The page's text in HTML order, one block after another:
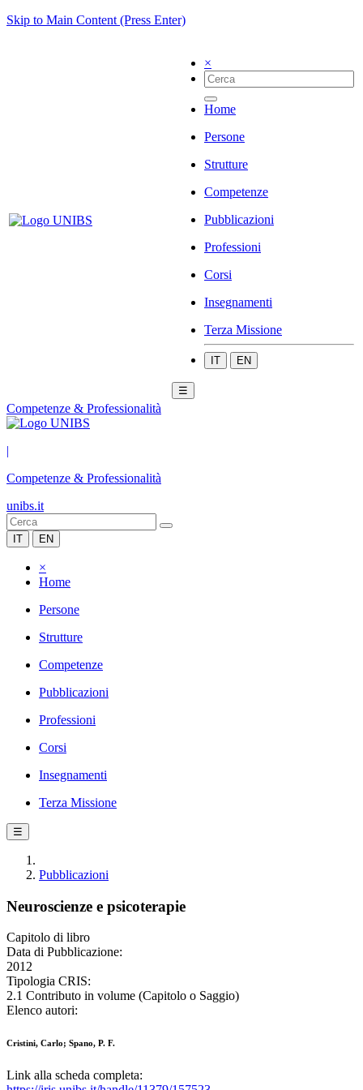
Skip to Main Content (Press Enter)
×
Home
Persone
Strutture
Competenze
Pubblicazioni
Professioni
Corsi
Insegnamenti
Terza Missione
IT EN
☰
Competenze & Professionalità
|
Competenze & Professionalità
unibs.it
IT EN
×
Home
Persone
Strutture
Competenze
Pubblicazioni
Professioni
Corsi
Insegnamenti
Terza Missione
☰
Pubblicazioni
Neuroscienze e psicoterapie
Capitolo di libro
Data di Pubblicazione:
2012
Tipologia CRIS:
2.1 Contributo in volume (Capitolo o Saggio)
Elenco autori:
Cristini, Carlo; Spano, P. F.
Link alla scheda completa: